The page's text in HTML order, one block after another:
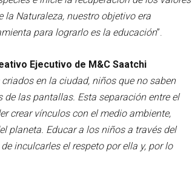
la Naturaleza, nuestro objetivo era
para lograrlo es la educación”.
Ejecutivo de M&C Saatchi
en la ciudad, niños que no saben
las pantallas. Esta separación entre el
crear vínculos con el medio ambiente,
planeta. Educar a los niños a través del
inculcarles el respeto por ella y, por lo